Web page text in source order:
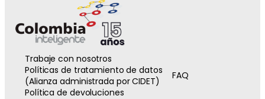
Trabaje con nosotros
Políticas de tratamiento de datos
(Alianza administrada por CIDET)
FAQ
Política de devoluciones